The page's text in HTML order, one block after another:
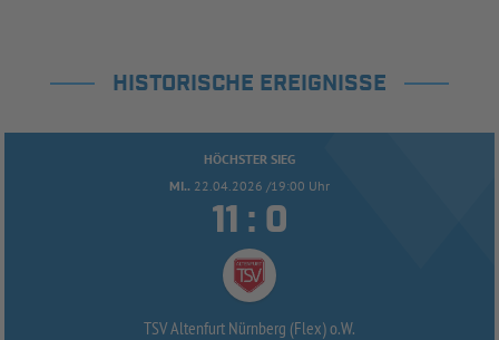
HISTORISCHE EREIGNISSE
HÖCHSTER SIEG
MI.. 22.04.2026 /19:00 Uhr
 : 
TSV Altenfurt Nürnberg (Flex) o.W.